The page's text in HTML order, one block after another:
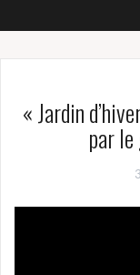
« Jardin
par le